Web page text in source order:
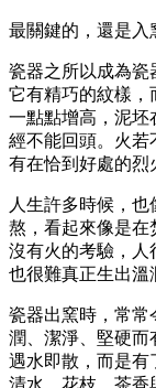
最關鍵的，還是入
瓷器之所以成為瓷
它有精巧的紋樣，
一點點增高，泥坯
經不能回頭。火若
有在恰到好處的烈
人生許多時候，
熬，看起來像是在
沒有火的考驗，人
也很難真正生出溫
瓷器出窯時，常常
潤、潔淨、堅硬而
遇水即散，而是有
清水、花枝、茶香